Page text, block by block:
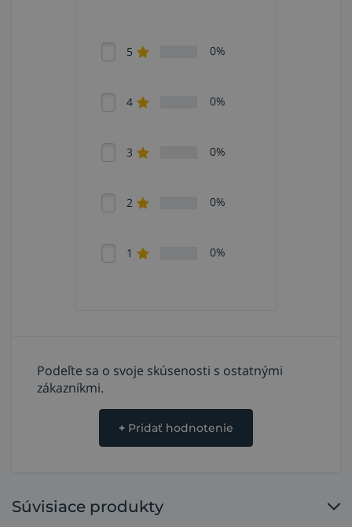
5 0%
4 0%
3 0%
2 0%
1 0%
Podeľte sa o svoje skúsenosti s ostatnými
zákazníkmi.
+ Pridať hodnotenie
Súvisiace produkty